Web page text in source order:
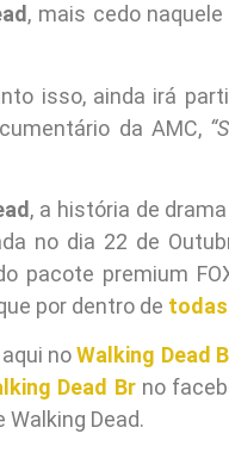
, mais cedo
isso, ainda irá
da AMC,
, a história de
no dia 22 de
pacote premium
por dentro de
aqui noWalking Dead
Dead Brno
Walking Dead.